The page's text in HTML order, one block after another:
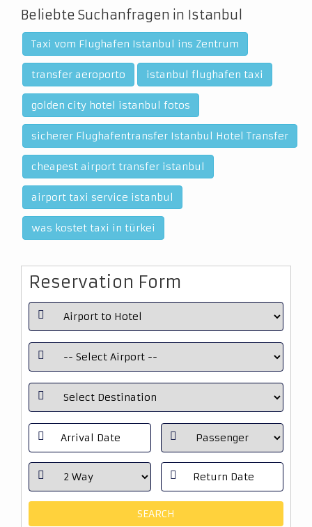
Beliebte Suchanfragen in Istanbul
Taxi vom Flughafen Istanbul ins Zentrum
transfer aeroporto istanbul flughafen taxi
golden city hotel istanbul fotos
sicherer Flughafentransfer Istanbul Hotel Transfer
cheapest airport transfer istanbul
airport taxi service istanbul
was kostet taxi in türkei
Reservation Form